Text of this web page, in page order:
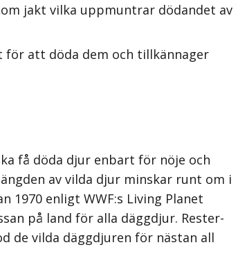
jakt vilka uppmuntrar dödandet av
att döda dem och tillkännager
få döda djur enbart för nöje och
av vilda djur minskar runt om i
1970 enligt WWF:s Living Planet
på land för alla däggdjur. Rester­
de vilda däggdjuren för nästan all